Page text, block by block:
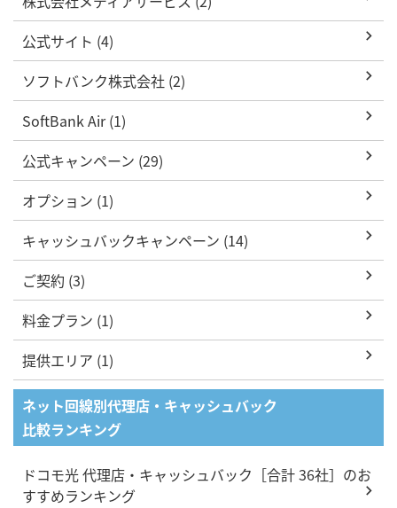
公式サイト (4)
ソフトバンク株式会社 (2)
SoftBank Air (1)
公式キャンペーン (29)
オプション (1)
キャッシュバックキャンペーン (14)
ご契約 (3)
料金プラン (1)
提供エリア (1)
ネット回線別代理店・キャッシュバック
比較ランキング
ドコモ光 代理店・キャッシュバック［合計 36社］のお
すすめランキング